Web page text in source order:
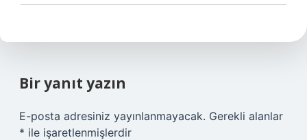
Bir yanıt yazın
E-posta adresiniz yayınlanmayacak. Gerekli alanlar
* ile işaretlenmişlerdir